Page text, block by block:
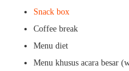
Snack box
Coffee break
Menu diet
Menu khusus acara besar